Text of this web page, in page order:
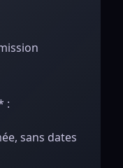
:
sans dates